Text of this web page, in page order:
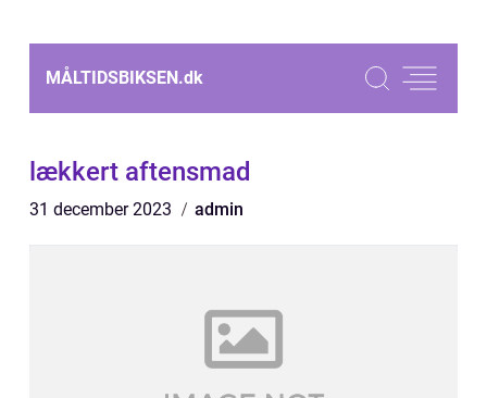
MÅLTIDSBIKSEN.dk
lækkert aftensmad
31 december 2023 admin